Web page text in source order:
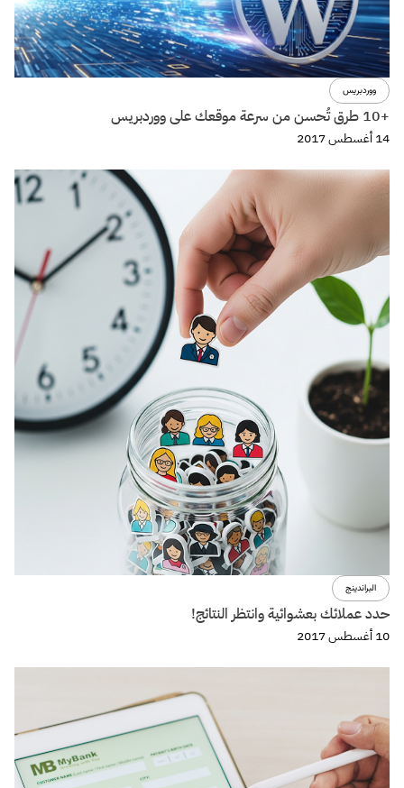
ووردبريس
+10 طرق تُحسن من سرعة موقعك على ووردبريس
14 أغسطس 2017
البراندينج
حدد عملائك بعشوائية وانتظر النتائج!
10 أغسطس 2017